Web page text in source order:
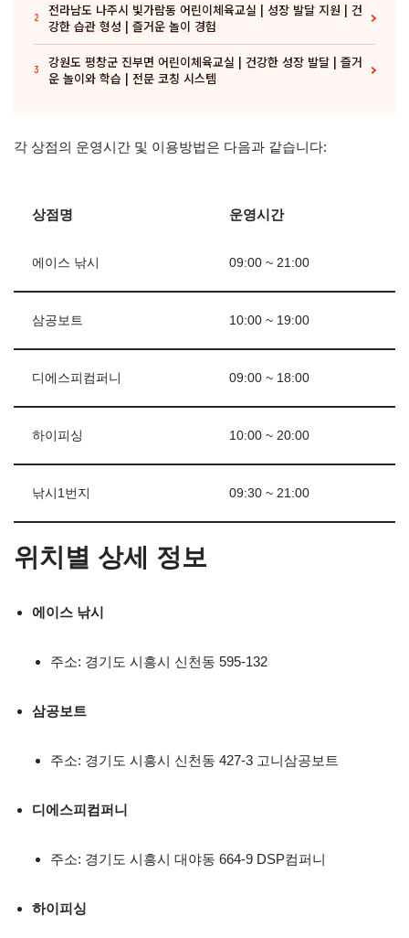
2
전라남도 나주시 빛가람동 어린이체육교실 | 성장 발달 지원 | 건
강한 습관 형성 | 즐거운 놀이 경험
3
강원도 평창군 진부면 어린이체육교실 | 건강한 성장 발달 | 즐거
운 놀이와 학습 | 전문 코칭 시스템
각 상점의 운영시간 및 이용방법은 다음과 같습니다:
상점명 운영시간
에이스 낚시 09:00 ~ 21:00
삼공보트 10:00 ~ 19:00
디에스피컴퍼니 09:00 ~ 18:00
하이피싱 10:00 ~ 20:00
낚시1번지 09:30 ~ 21:00
위치별 상세 정보
에이스 낚시
주소: 경기도 시흥시 신천동 595-132
삼공보트
주소: 경기도 시흥시 신천동 427-3 고니삼공보트
디에스피컴퍼니
주소: 경기도 시흥시 대야동 664-9 DSP컴퍼니
하이피싱